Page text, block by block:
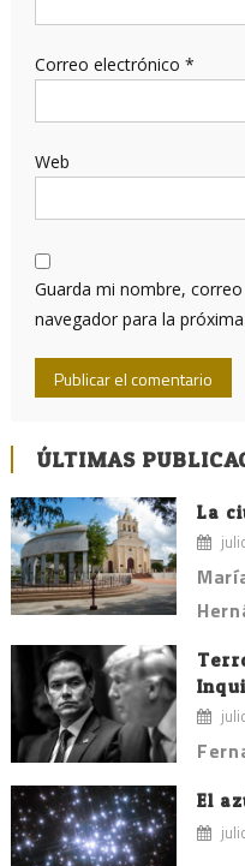
Correo electrónico *
Web
Guarda mi nombre,
navegador para la
ÚLTIMAS
La
El